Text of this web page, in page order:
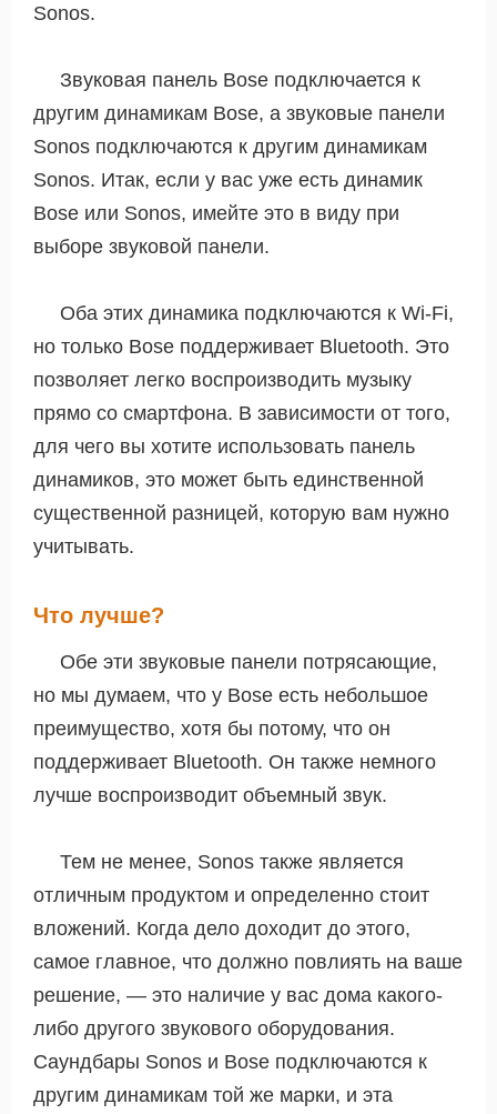
Sonos.
Звуковая панель Bose подключается к
другим динамикам Bose, а звуковые панели
Sonos подключаются к другим динамикам
Sonos. Итак, если у вас уже есть динамик
Bose или Sonos, имейте это в виду при
выборе звуковой панели.
Оба этих динамика подключаются к Wi-Fi,
но только Bose поддерживает Bluetooth. Это
позволяет легко воспроизводить музыку
прямо со смартфона. В зависимости от того,
для чего вы хотите использовать панель
динамиков, это может быть единственной
существенной разницей, которую вам нужно
учитывать.
Что лучше?
Обе эти звуковые панели потрясающие,
но мы думаем, что у Bose есть небольшое
преимущество, хотя бы потому, что он
поддерживает Bluetooth. Он также немного
лучше воспроизводит объемный звук.
Тем не менее, Sonos также является
отличным продуктом и определенно стоит
вложений. Когда дело доходит до этого,
самое главное, что должно повлиять на ваше
решение, — это наличие у вас дома какого-
либо другого звукового оборудования.
Саундбары Sonos и Bose подключаются к
другим динамикам той же марки, и эта